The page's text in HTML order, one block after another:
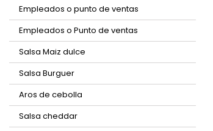
Empleados o punto de ventas
Empleados o Punto de ventas
Salsa Maiz dulce
Salsa Burguer
Aros de cebolla
Salsa cheddar